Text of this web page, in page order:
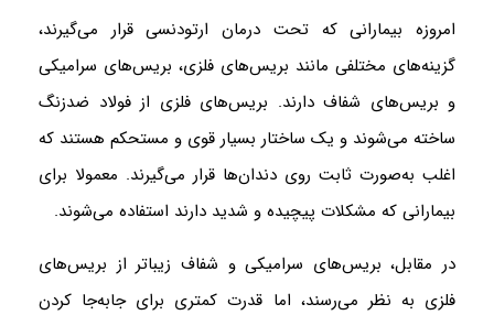
امروزه بیمارانی ‌که تحت درمان ارتودنسی قرار می‌گیرند،
گزینه‌های مختلفی مانند بریس‌های فلزی، بریس‌های سرامیکی
و بریس‌های شفاف دارند. بریس‌های فلزی از فولاد ضدزنگ
ساخته می‌شوند و یک ساختار بسیار قوی و مستحکم هستند که
اغلب به‌صورت ثابت روی دندان‌ها قرار می‌گیرند. معمولا برای
بیمارانی که مشکلات پیچیده و شدید دارند استفاده می‌شوند.
در مقابل، بریس‌های سرامیکی و شفاف زیباتر از بریس‌های
فلزی به نظر می‌رسند، اما قدرت کمتری برای جابه‌جا کردن